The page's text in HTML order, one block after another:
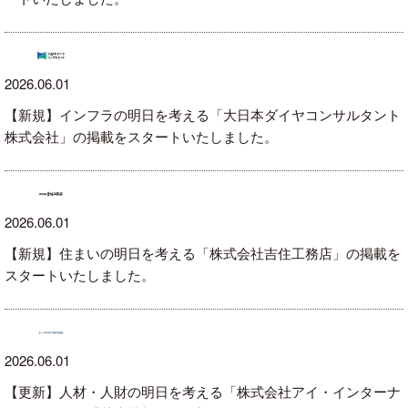
2026.06.01
【新規】インフラの明日を考える「大日本ダイヤコンサルタント
株式会社」の掲載をスタートいたしました。
2026.06.01
【新規】住まいの明日を考える「株式会社吉住工務店」の掲載を
スタートいたしました。
2026.06.01
【更新】人材・人財の明日を考える「株式会社アイ・インターナ